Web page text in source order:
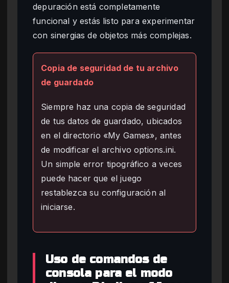
depuración está completamente
funcional y estás listo para experimentar
con sinergias de objetos más complejas.
Copia de seguridad de tu archivo
de guardado
Siempre haz una copia de seguridad
de tus datos de guardado, ubicados
en el directorio «My Games», antes
de modificar el archivo options.ini.
Un simple error tipográfico a veces
puede hacer que el juego
restablezca su configuración al
iniciarse.
Uso de comandos de
consola para el modo